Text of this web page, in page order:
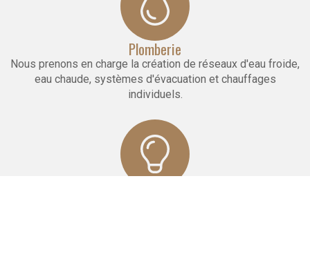
Plomberie
Nous prenons en charge la création de réseaux d'eau froide,
eau chaude, systèmes d'évacuation et chauffages
individuels.